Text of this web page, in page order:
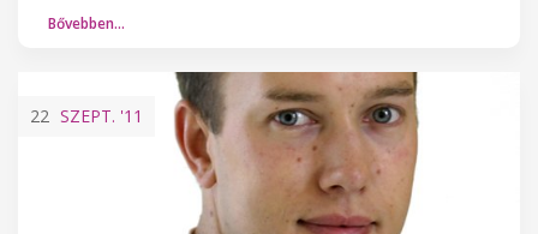
Bővebben…
22 SZEPT. '11